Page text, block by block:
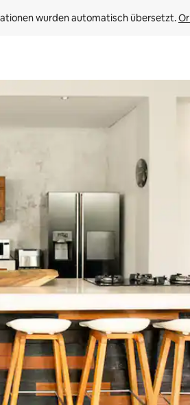
wurden automatisch übersetzt.
oben und unten oder erkunde die